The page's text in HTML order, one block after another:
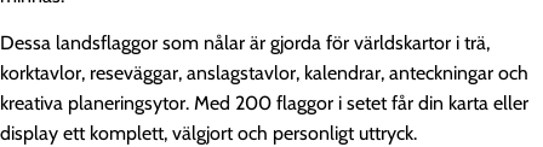
Dessa landsflaggor som nålar är gjorda för världskartor i trä,
korktavlor, reseväggar, anslagstavlor, kalendrar, anteckningar och
kreativa planeringsytor. Med 200 flaggor i setet får din karta eller
display ett komplett, välgjort och personligt uttryck.